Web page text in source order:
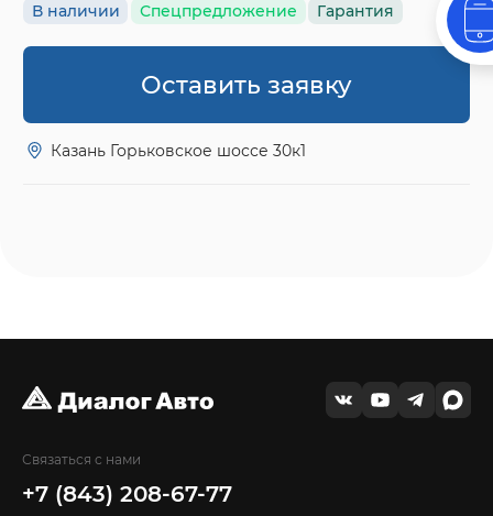
В наличии Спецпредложение Гарантия
Оставить заявку
Казань Горьковское шоссе 30к1
Связаться с нами
+7 (843) 208-67-77